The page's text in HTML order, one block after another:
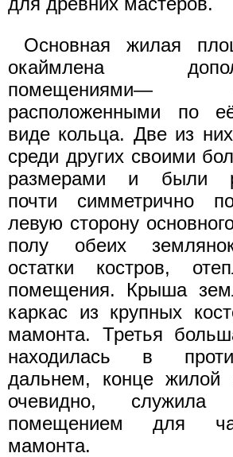
Основная жилая
окаймлена
помещениями—
расположенными по
виде кольца. Две из
среди других своими
размерами и были
почти симметрично
левую сторону
полу обеих
остатки костров,
помещения. Крыша
каркас из крупных
мамонта. Третья
находилась в
дальнем, конце жилой
очевидно, служила
помещением для
мамонта.